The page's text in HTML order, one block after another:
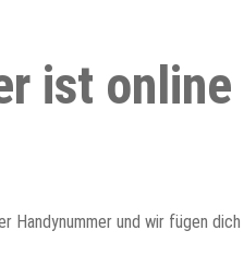
ist online
Handynummer und wir fügen dich